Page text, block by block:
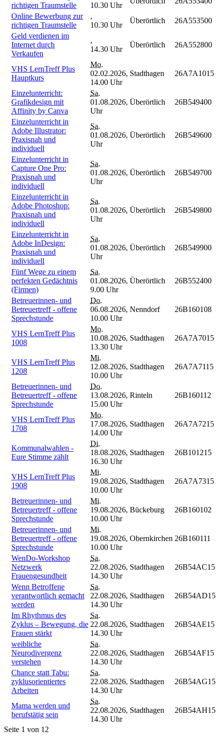
richtigen Traumstelle
10.30 Uhr
Online Bewerbung zur
richtigen Traumstelle
,
10.30 Uhr
Überörtlich
26A553500
Geld verdienen im
Internet durch
Verkaufen
,
14.30 Uhr
Überörtlich 26A552800
VHS LernTreff Plus
Hauptkurs
Mo.
02.02.2026,
14.00 Uhr
Stadthagen 26A7A1015
Einzelunterricht:
Grafikdesign mit
Affinity by Canva
Sa.
01.08.2026,
Uhr
Überörtlich 26B549400
Einzelunterricht in
Adobe Illustrator:
Praxisnah und
individuell
Sa.
01.08.2026,
Uhr
Überörtlich 26B549600
Einzelunterricht in
Capture One Pro:
Praxisnah und
individuell
Sa.
01.08.2026,
Uhr
Überörtlich 26B549700
Einzelunterricht in
Adobe Photoshop:
Praxisnah und
individuell
Sa.
01.08.2026,
Uhr
Überörtlich 26B549800
Einzelunterricht in
Adobe InDesign:
Praxisnah und
individuell
Sa.
01.08.2026,
Uhr
Überörtlich 26B549900
Fünf Wege zu einem
perfekten Gedächtnis
(Firmen)
Sa.
01.08.2026,
9.00 Uhr
Überörtlich 26B552400
Betreuerinnen- und
Betreuertreff - offene
Sprechstunde
Do.
06.08.2026,
10.00 Uhr
Nenndorf 26B160108
VHS LernTreff Plus
1008
Mo.
10.08.2026,
13.30 Uhr
Stadthagen 26A7A7015
VHS LernTreff Plus
1208
Mi.
12.08.2026,
10.00 Uhr
Stadthagen 26A7A7115
Betreuerinnen- und
Betreuertreff - offene
Sprechstunde
Do.
13.08.2026,
15.00 Uhr
Rinteln 26B160112
VHS LernTreff Plus
1708
Mo.
17.08.2026,
14.00 Uhr
Stadthagen 26A7A7215
Kommunalwahlen -
Eure Stimme zählt
Di.
18.08.2026,
16.30 Uhr
Stadthagen 26B101215
VHS LernTreff Plus
1908
Mi.
19.08.2026,
10.00 Uhr
Stadthagen 26A7A7315
Betreuerinnen- und
Betreuertreff - offene
Sprechstunde
Mi.
19.08.2026,
10.00 Uhr
Bückeburg 26B160102
Betreuerinnen- und
Betreuertreff - offene
Sprechstunde
Mi.
19.08.2026,
10.00 Uhr
Obernkirchen 26B160111
WenDo-Workshop
Netzwerk
Frauengesundheit
Sa.
22.08.2026,
14.30 Uhr
Stadthagen 26B54AC15
Wenn Betroffene
verantwortlich gemacht
werden
Sa.
22.08.2026,
14.30 Uhr
Stadthagen 26B54AD15
Im Rhythmus des
Zyklus – Bewegung, die
Frauen stärkt
Sa.
22.08.2026,
14.30 Uhr
Stadthagen 26B54AE15
weibliche
Neurodivergenz
verstehen
Sa.
22.08.2026,
14.30 Uhr
Stadthagen 26B54AF15
Chance statt Tabu:
zyklusorientiertes
Arbeiten
Sa.
22.08.2026,
14.30 Uhr
Stadthagen 26B54AG15
Mama werden und
berufstätig sein
Sa.
22.08.2026,
14.30 Uhr
Stadthagen 26B54AH15
Seite 1 von 12